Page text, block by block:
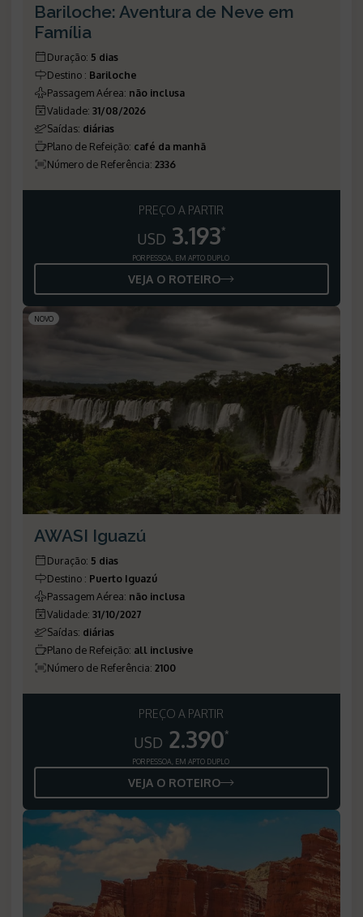
Bariloche: Aventura de Neve em
Família
Duração: 5 dias
Destino : Bariloche
Passagem Aérea: não inclusa
Validade: 31/08/2026
Saídas: diárias
Plano de Refeição: café da manhã
Número de Referência: 2336
PREÇO A PARTIR
USD 3.193*
POR PESSOA, EM APTO DUPLO
VEJA O ROTEIRO
NOVO
AWASI Iguazú
Duração: 5 dias
Destino : Puerto Iguazú
Passagem Aérea: não inclusa
Validade: 31/10/2027
Saídas: diárias
Plano de Refeição: all inclusive
Número de Referência: 2100
PREÇO A PARTIR
USD 2.390*
POR PESSOA, EM APTO DUPLO
VEJA O ROTEIRO